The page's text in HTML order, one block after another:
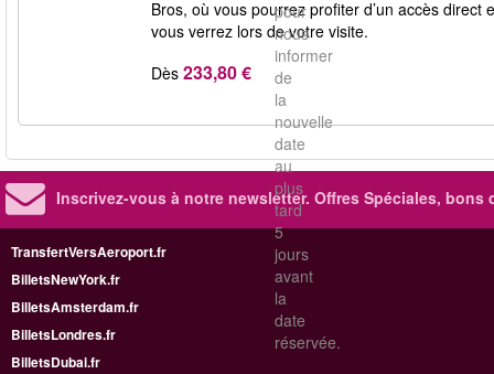
pour
nous
informer
de
la
nouvelle
date
au
plus
tard
5
jours
avant
la
date
réservée.
Bros, où vous pourrez profiter d’un accès
vous verrez lors de votre visite.
Dès 233,80 €
Inscrivez-vous à notre newsletter. Offres Spéciales, bons
TransfertVersAeroport.fr
BilletsNewYork.fr
BilletsAmsterdam.fr
BilletsLondres.fr
BilletsDubai.fr